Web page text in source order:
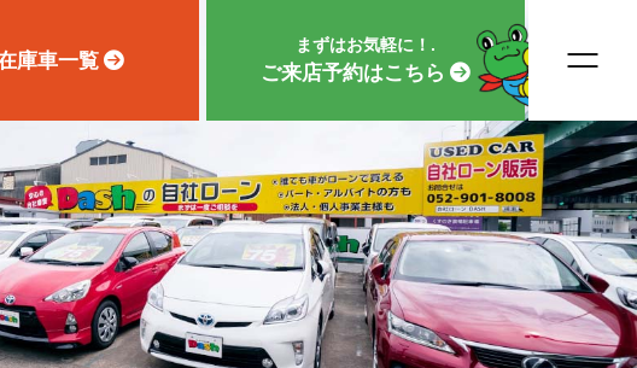
庫車一覧
まずはお気軽に！.
ご来店予約はこちら